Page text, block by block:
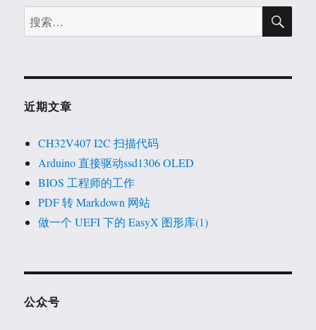
搜
索：
搜
近期文章
CH32V407 I2C 扫描代码
Arduino 直接驱动ssd1306 OLED
BIOS 工程师的工作
PDF 转 Markdown 网站
做一个 UEFI 下的 EasyX 图形库(1)
公众号